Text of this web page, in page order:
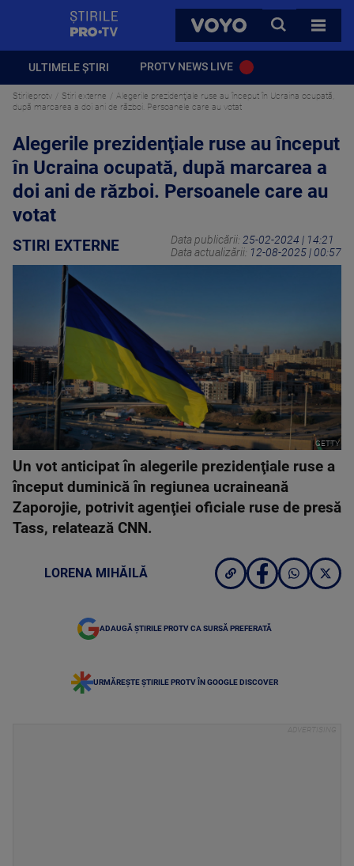
VOYO
CAUTA
TOATE
ULTIMELE ȘTIRI PROTV NEWS LIVE
Stirileprotv Stiri externe
Alegerile prezidenţiale ruse au început în Ucraina ocupată,
după marcarea a doi ani de război. Persoanele care au votat
Alegerile prezidenţiale ruse au început
în Ucraina ocupată, după marcarea a
doi ani de război. Persoanele care au
votat
STIRI EXTERNE Data publicării: 25-02-2024 | 14:21
Data actualizării: 12-08-2025 | 00:57
GETTY
Un vot anticipat în alegerile prezidenţiale ruse a
început duminică în regiunea ucraineană
Zaporojie, potrivit agenţiei oficiale ruse de presă
Tass, relatează CNN.
LORENA MIHĂILĂ
ADAUGĂ ȘTIRILE PROTV CA SURSĂ PREFERATĂ
URMĂREȘTE ȘTIRILE PROTV ÎN GOOGLE DISCOVER